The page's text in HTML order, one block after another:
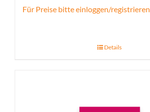
Für Preise bitte einloggen/registrieren
Details